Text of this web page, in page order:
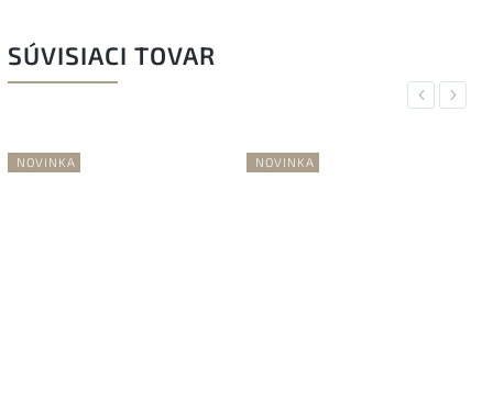
SÚVISIACI TOVAR
Previous
Next